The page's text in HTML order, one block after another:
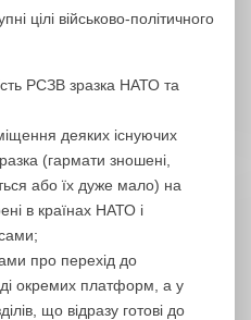
цілі військово-політичного
РСЗВ зразка НАТО та
деяких існуючих
(гармати зношені,
або їх дуже мало) на
в країнах НАТО і
про перехід до
окремих платформ, а у
що відразу готові до